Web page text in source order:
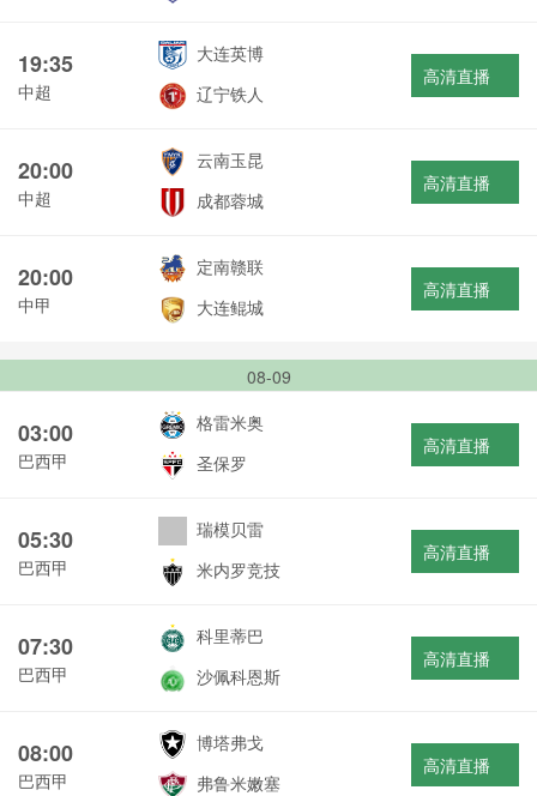
19:35
中超
大连英博
辽宁铁人
高清直播
20:00
中超
云南玉昆
成都蓉城
高清直播
20:00
中甲
定南赣联
大连鲲城
高清直播
08-09
03:00
巴西甲
格雷米奥
圣保罗
高清直播
05:30
巴西甲
瑞模贝雷
米内罗竞技
高清直播
07:30
巴西甲
科里蒂巴
沙佩科恩斯
高清直播
08:00
巴西甲
博塔弗戈
弗鲁米嫩塞
高清直播